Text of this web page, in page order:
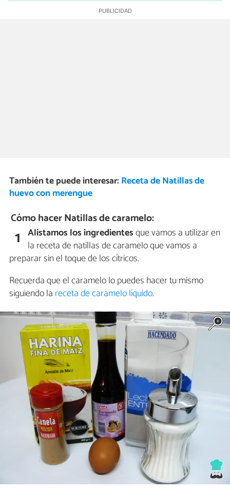
También te puede interesar: Receta de Natillas de
huevo con merengue
Cómo hacer Natillas de caramelo:
1 Alistamos los ingredientesque vamos a utilizar en
la receta de natillas de caramelo que vamos a
preparar sin el toque de los cítricos.
Recuerda que el caramelo lo puedes hacer tu mismo
siguiendo la receta de caramelo líquido.